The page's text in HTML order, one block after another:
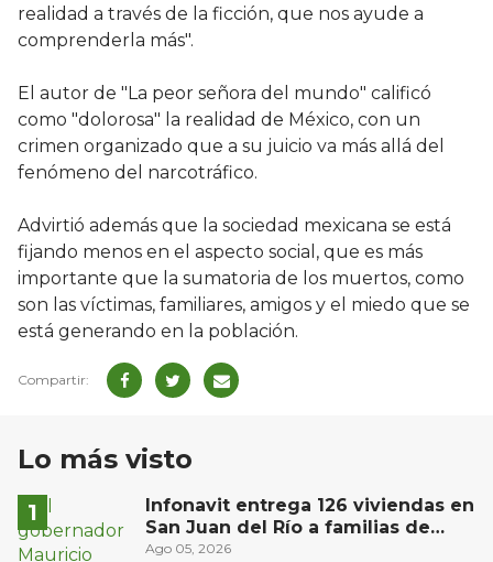
realidad a través de la ficción, que nos ayude a
comprenderla más".
El autor de "La peor señora del mundo" calificó
como "dolorosa" la realidad de México, con un
crimen organizado que a su juicio va más allá del
fenómeno del narcotráfico.
Advirtió además que la sociedad mexicana se está
fijando menos en el aspecto social, que es más
importante que la sumatoria de los muertos, como
son las víctimas, familiares, amigos y el miedo que se
está generando en la población.
Lo más visto
Infonavit entrega 126 viviendas en
San Juan del Río a familias de
bajos ingresos
Ago 05, 2026